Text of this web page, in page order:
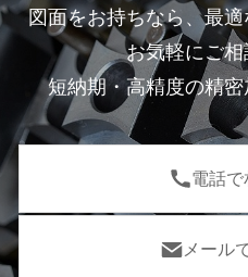
図面をお持ちなら、最
お気軽にご
短納期・高精度の精
電話で
メール